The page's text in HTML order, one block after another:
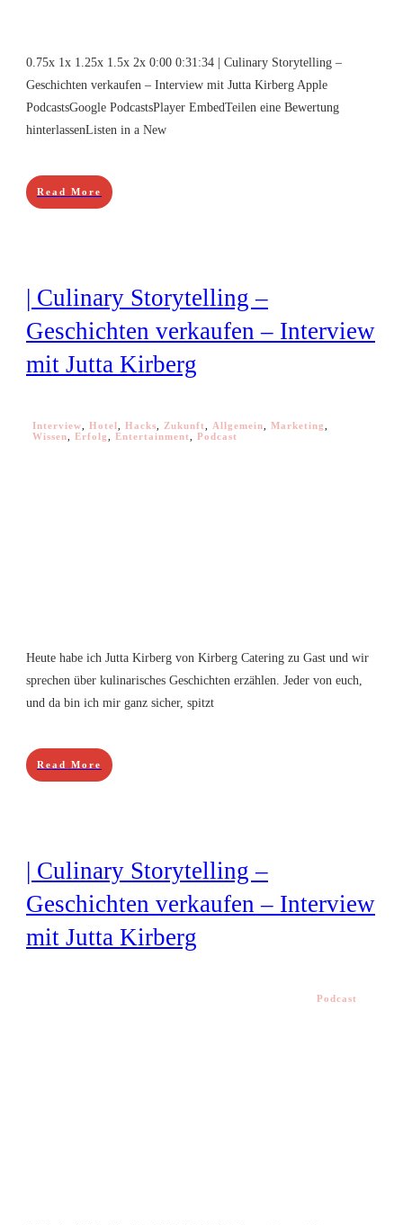
0.75x 1x 1.25x 1.5x 2x 0:00 0:31:34 | Culinary Storytelling –
Geschichten verkaufen – Interview mit Jutta Kirberg Apple
PodcastsGoogle PodcastsPlayer EmbedTeilen eine Bewertung
hinterlassenListen in a New
Read More
| Culinary Storytelling –
Geschichten verkaufen – Interview
mit Jutta Kirberg
Interview Hotel Hacks Zukunft Allgemein Marketing
Wissen
Erfolg Entertainment Podcast
Heute habe ich Jutta Kirberg von Kirberg Catering zu Gast und wir
sprechen über kulinarisches Geschichten erzählen. Jeder von euch,
und da bin ich mir ganz sicher, spitzt
Read More
| Culinary Storytelling –
Geschichten verkaufen – Interview
mit Jutta Kirberg
Podcast